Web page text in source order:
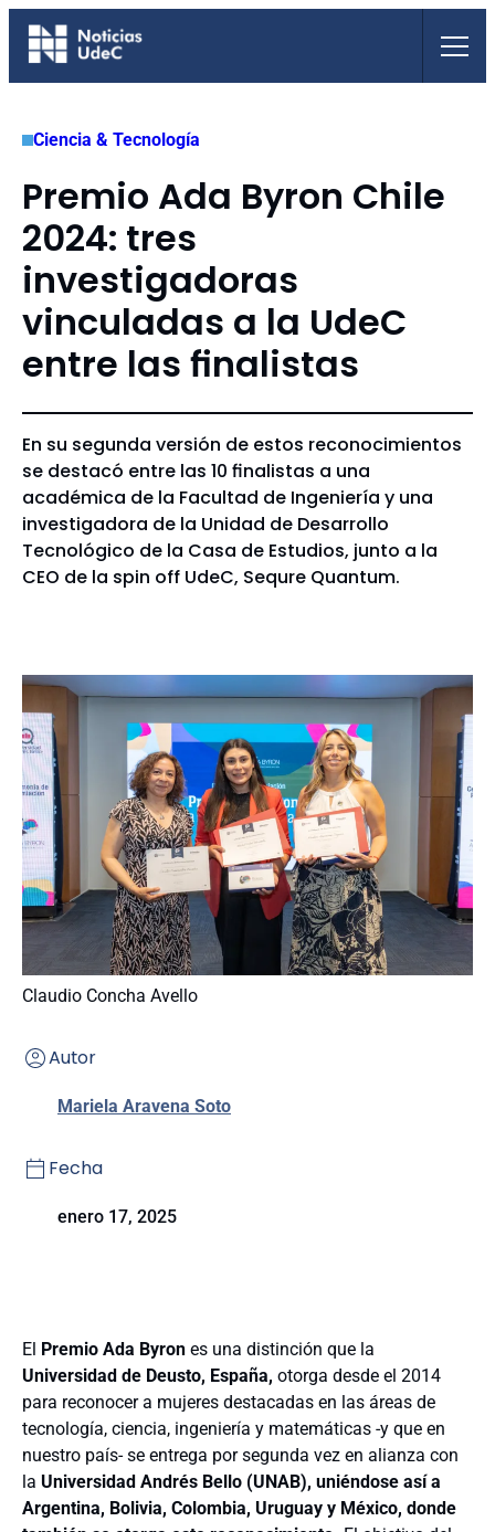
Saltar
Ciencia & Tecnología
Premio Ada Byron Chile
2024: tres
investigadoras
vinculadas a la UdeC
entre las finalistas
En su segunda versión de estos reconocimientos
se destacó entre las 10 finalistas a una
académica de la Facultad de Ingeniería y una
investigadora de la Unidad de Desarrollo
Tecnológico de la Casa de Estudios, junto a la
CEO de la spin off UdeC, Sequre Quantum.
Claudio Concha Avello
Autor
Mariela Aravena Soto
Fecha
enero 17, 2025
El Premio Ada Byron es una distinción que la
Universidad de Deusto, España, otorga desde el 2014
para reconocer a mujeres destacadas en las áreas de
tecnología, ciencia, ingeniería y matemáticas -y que en
nuestro país- se entrega por segunda vez en alianza con
la Universidad Andrés Bello (UNAB), uniéndose así a
Argentina, Bolivia, Colombia, Uruguay y México, donde